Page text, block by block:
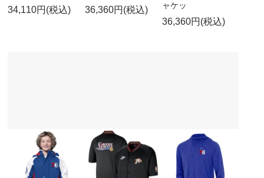
34,110円(税込) 36,360円(税込)
ャケッ
36,360円(税込)